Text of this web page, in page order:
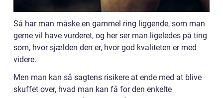
Så har man måske en gammel ring liggende, som man
gerne vil have vurderet, og her ser man ligeledes på ting
som, hvor sjælden den er, hvor god kvaliteten er med
videre.
Men man kan så sagtens risikere at ende med at blive
skuffet over, hvad man kan få for den enkelte